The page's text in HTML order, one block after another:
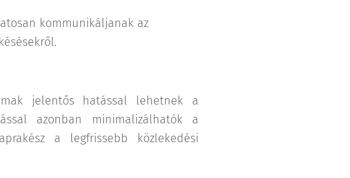
kommunikáljanak az
jelentős hatással lehetnek a
azonban minimalizálhatók a
a legfrissebb közlekedési